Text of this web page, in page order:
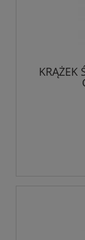
KRĄŻEK